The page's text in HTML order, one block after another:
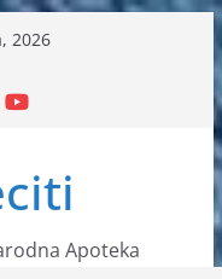
2026
metodama
uz pomoć čaja
Apoteka